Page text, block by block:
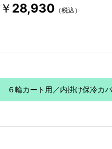
￥ 28,930 （税込）
６輪カート用／内掛け保冷カ